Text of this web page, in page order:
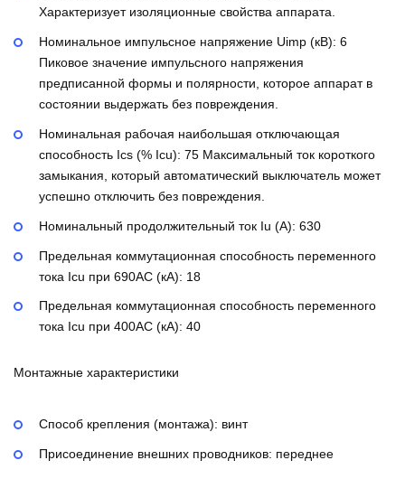
Характеризует изоляционные свойства аппарата.
Номинальное импульсное напряжение Uimp (кВ): 6
Пиковое значение импульсного напряжения
предписанной формы и полярности, которое аппарат в
состоянии выдержать без повреждения.
Номинальная рабочая наибольшая отключающая
способность Ics (% Icu): 75 Максимальный ток короткого
замыкания, который автоматический выключатель может
успешно отключить без повреждения.
Номинальный продолжительный ток Iu (А): 630
Предельная коммутационная способность переменного
тока Icu при 690AC (кА): 18
Предельная коммутационная способность переменного
тока Icu при 400АС (кА): 40
Монтажные характеристики
Способ крепления (монтажа): винт
Присоединение внешних проводников: переднее